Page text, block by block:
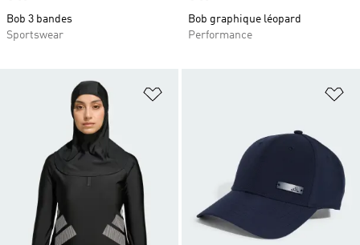
Bob 3 bandes
Sportswear
Bob graphique léopard
Performance
Ajouter à la Liste de produits